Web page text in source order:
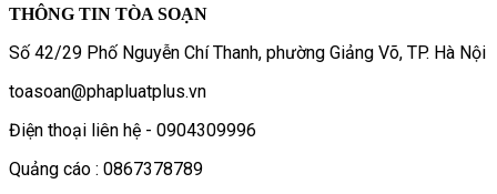
THÔNG TIN TÒA SOẠN
Số 42/29 Phố Nguyễn Chí Thanh, phường Giảng Võ, TP. Hà Nội
toasoan@phapluatplus.vn
Điện thoại liên hệ - 0904309996
Quảng cáo : 0867378789